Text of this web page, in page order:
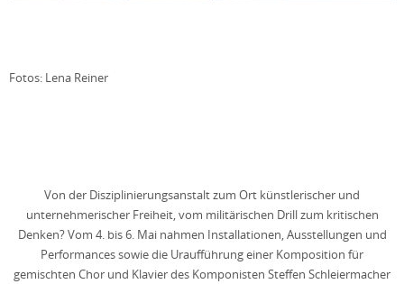
Fotos: Lena Reiner
Von der Disziplinierungsanstalt zum Ort künstlerischer und
unternehmerischer Freiheit, vom militärischen Drill zum kritischen
Denken? Vom 4. bis 6. Mai nahmen Installationen, Ausstellungen und
Performances sowie die Uraufführung einer Komposition für
gemischten Chor und Klavier des Komponisten Steffen Schleiermacher